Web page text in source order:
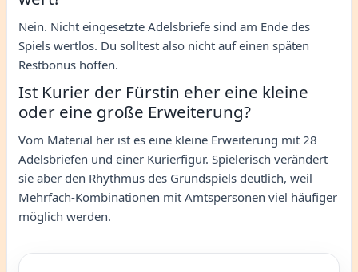
Nein. Nicht eingesetzte Adelsbriefe sind am Ende des
Spiels wertlos. Du solltest also nicht auf einen späten
Restbonus hoffen.
Ist Kurier der Fürstin eher eine kleine
oder eine große Erweiterung?
Vom Material her ist es eine kleine Erweiterung mit 28
Adelsbriefen und einer Kurierfigur. Spielerisch verändert
sie aber den Rhythmus des Grundspiels deutlich, weil
Mehrfach-Kombinationen mit Amtspersonen viel häufiger
möglich werden.